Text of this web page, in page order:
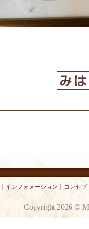
インフォメーション コンセプ
Copyright 2026 ©